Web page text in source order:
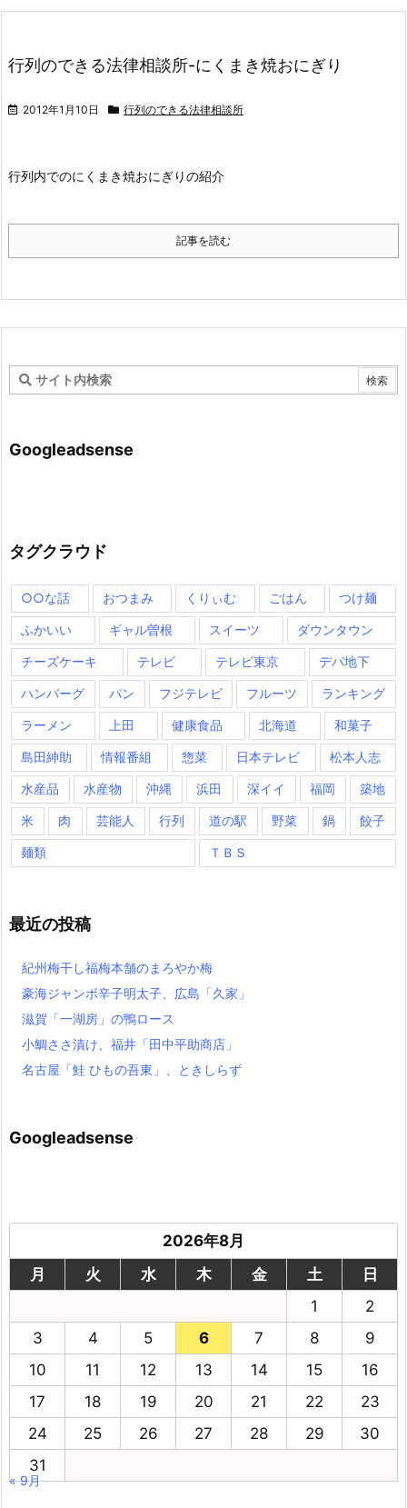
行列のできる法律相談所-にくまき焼おにぎり
2012年1月10日 行列のできる法律相談所
行列内でのにくまき焼おにぎりの紹介
記事を読む
Googleadsense
タグクラウド
○○な話 おつまみ くりぃむ ごはん つけ麺
ふかいい ギャル曽根 スイーツ ダウンタウン
チーズケーキ テレビ テレビ東京 デパ地下
ハンバーグ パン フジテレビ フルーツ ランキング
ラーメン 上田 健康食品 北海道 和菓子
島田紳助 情報番組 惣菜 日本テレビ 松本人志
水産品 水産物 沖縄 浜田 深イイ 福岡 築地
米 肉 芸能人 行列 道の駅 野菜 鍋 餃子
麺類 ＴＢＳ
最近の投稿
紀州梅干し福梅本舗のまろやか梅
豪海ジャンボ辛子明太子、広島「久家」
滋賀「一湖房」の鴨ロース
小鯛ささ漬け、福井「田中平助商店」
名古屋「鮭 ひもの吾東」、ときしらず
Googleadsense
2026年8月
月
火 水 木 金 土
日
1
2
3
4 5 6 7 8
9
10
11 12 13 14 15
16
17
18 19 20 21 22
23
24
25 26 27 28 29
30
31
« 9月